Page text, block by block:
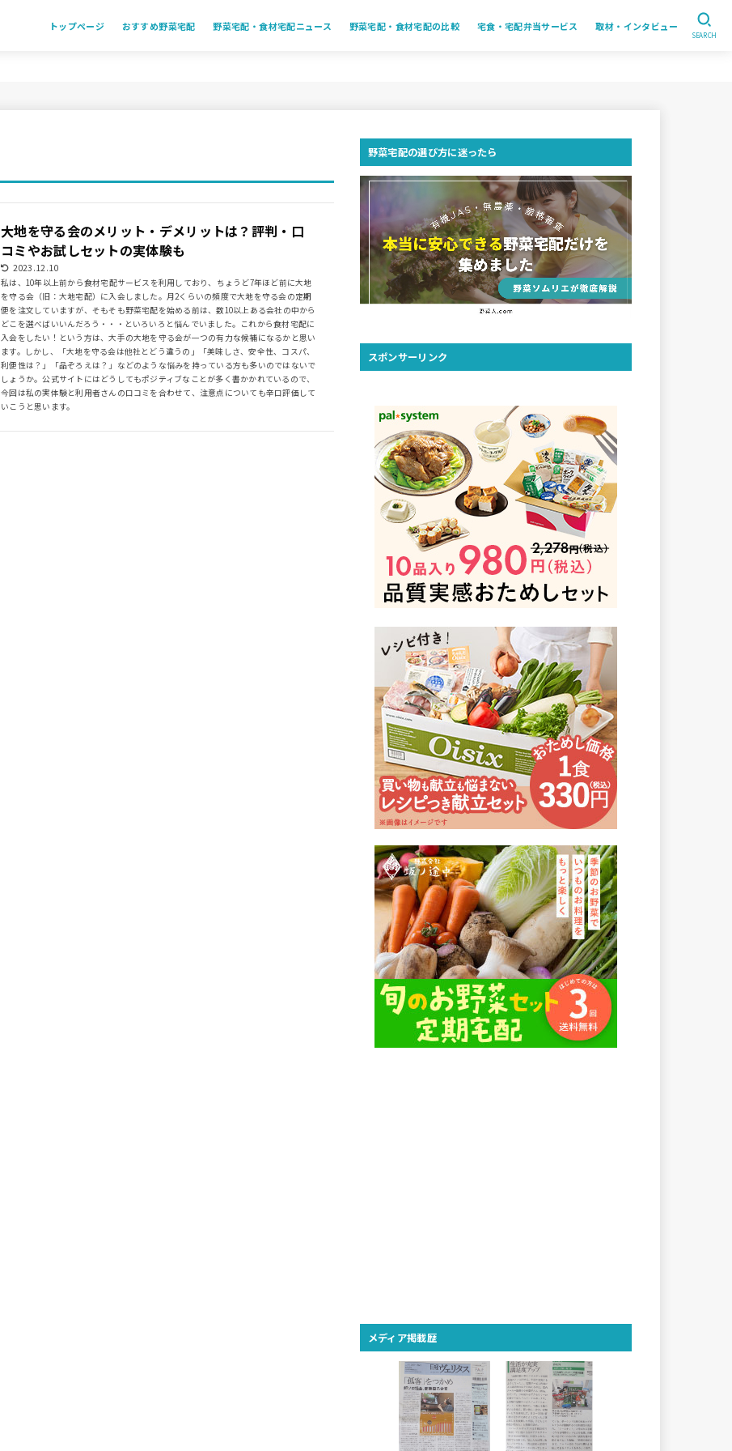
トップページ おすすめ野菜宅配 野菜宅配・食材宅配ニュース 野菜宅配・食材宅配の比較 宅食・宅配弁当サービス 取材・インタビュー
SEARCH
大地を守る会のメリット・デメリットは？評判・口
コミやお試しセットの実体験も
2023.12.10
私は、10年以上前から食材宅配サービスを利用しており、ちょうど7年ほど前に大地
を守る会（旧：大地宅配）に入会しました。月2くらいの頻度で大地を守る会の定期
便を注文していますが、そもそも野菜宅配を始める前は、数10以上ある会社の中から
どこを選べばいいんだろう・・・といろいろと悩んでいました。これから食材宅配に
入会をしたい！という方は、大手の大地を守る会が一つの有力な候補になるかと思い
ます。しかし、「大地を守る会は他社とどう違うの」「美味しさ、安全性、コスパ、
利便性は？」「品ぞろえは？」などのような悩みを持っている方も多いのではないで
しょうか。公式サイトにはどうしてもポジティブなことが多く書かかれているので、
今回は私の実体験と利用者さんの口コミを合わせて、注意点についても辛口評価して
いこうと思います。
野菜宅配の選び方に迷ったら
スポンサーリンク
メディア掲載歴